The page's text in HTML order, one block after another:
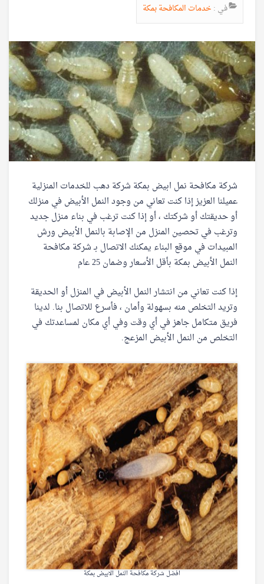
في : خدمات المكافحة بمكة
شركة مكافحة نمل ابيض بمكة شركة دهب للخدمات المنزلية
عميلنا العزيز إذا كنت تعاني من وجود النمل الأبيض في منزلك
أو حديقتك أو شركتك ، أو إذا كنت ترغب في بناء منزل جديد
وترغب في تحصين المنزل من الإصابة بالنمل الأبيض ورش
المبيدات في موقع البناء يمكنك الاتصال بـ شركة مكافحة
النمل الأبيض بمكة بأقل الأسعار وضمان 25 عام
إذا كنت تعاني من انتشار النمل الأبيض في المنزل أو الحديقة
وتريد التخلص منه بسهولة وأمان ، فأسرع للاتصال بنا. لدينا
فريق متكامل جاهز في أي وقت وفي أي مكان لمساعدتك في
التخلص من النمل الأبيض المزعج.
افضل شركة مكافحة النمل الابيض بمكة